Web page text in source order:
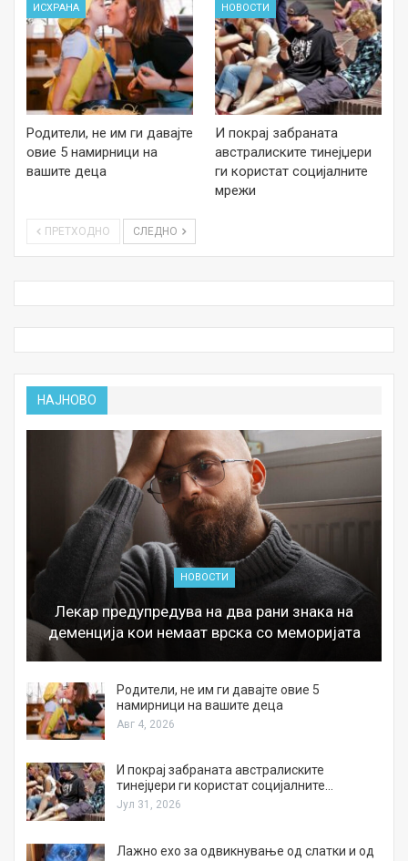
ИСХРАНА
Родители, не им ги давајте
овие 5 намирници на
вашите деца
НОВОСТИ
И покрај забраната
австралиските тинејџери
ги користат социјалните
мрежи
ПРЕТХОДНО СЛЕДНО
НАЈНОВО
НОВОСТИ
Лекар предупредува на два рани знака на
деменција кои немаат врска со меморијата
Родители, не им ги давајте овие 5
намирници на вашите деца
Авг 4, 2026
И покрај забраната австралиските
тинејџери ги користат социјалните…
Јул 31, 2026
Лажно ехо за одвикнување од слатки и од